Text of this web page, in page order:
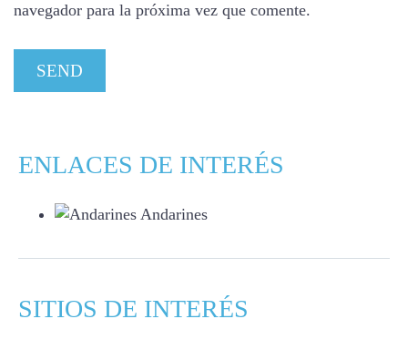
navegador para la próxima vez que comente.
ENLACES DE INTERÉS
Andarines
SITIOS DE INTERÉS